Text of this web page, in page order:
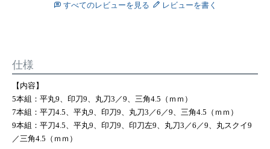
すべてのレビューを見る レビューを書く
仕様
【内容】
5本組：平丸9、印刀9、丸刀3／9、三角4.5（ｍｍ）
7本組：平刀4.5、平丸9、印刀9、丸刀3／6／9、三角4.5（ｍｍ）
9本組：平刀4.5、平丸9、印刀9、印刀左9、丸刀3／6／9、丸スクイ9
／三角4.5（ｍｍ）